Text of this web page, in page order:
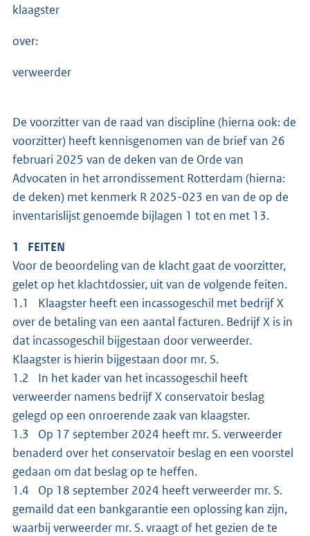
klaagster
over:
verweerder
De voorzitter van de raad van discipline (hierna ook: de
voorzitter) heeft kennisgenomen van de brief van 26
februari 2025 van de deken van de Orde van
Advocaten in het arrondissement Rotterdam (hierna:
de deken) met kenmerk R 2025-023 en van de op de
inventarislijst genoemde bijlagen 1 tot en met 13.
1 FEITEN
Voor de beoordeling van de klacht gaat de voorzitter,
gelet op het klachtdossier, uit van de volgende feiten.
1.1 Klaagster heeft een incassogeschil met bedrijf X
over de betaling van een aantal facturen. Bedrijf X is in
dat incassogeschil bijgestaan door verweerder.
Klaagster is hierin bijgestaan door mr. S.
1.2 In het kader van het incassogeschil heeft
verweerder namens bedrijf X conservatoir beslag
gelegd op een onroerende zaak van klaagster.
1.3 Op 17 september 2024 heeft mr. S. verweerder
benaderd over het conservatoir beslag en een voorstel
gedaan om dat beslag op te heffen.
1.4 Op 18 september 2024 heeft verweerder mr. S.
gemaild dat een bankgarantie een oplossing kan zijn,
waarbij verweerder mr. S. vraagt of het gezien de te